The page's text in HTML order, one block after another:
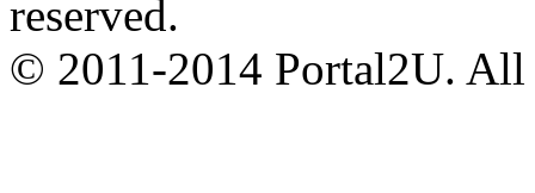
reserved.
© 2011-2014 Portal2U. All